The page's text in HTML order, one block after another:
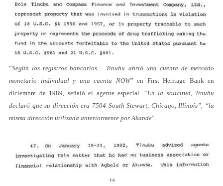
“Según los registros bancarios… Tinubu abrió una cuenta de mercado
monetario individual y una cuenta NOW” en First Heritage Bank en
diciembre de 1989, señaló el agente especial. “En la solicitud, Tinubu
declaró que su dirección era 7504 South Stewart, Chicago, Illinois”, “la
misma dirección utilizada anteriormente por Akande”.